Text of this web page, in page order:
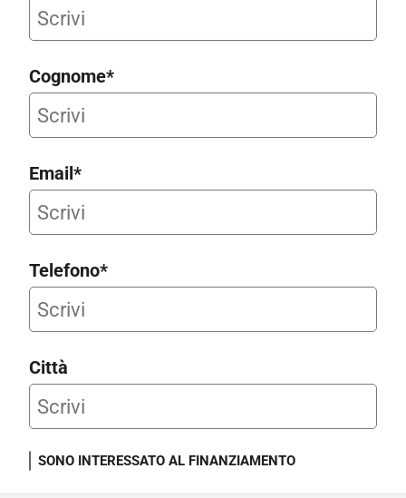
Cognome*
Email*
Telefono*
Città
SONO INTERESSATO AL FINANZIAMENTO